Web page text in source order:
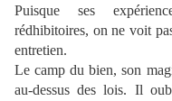
Puisque ses
rédhibitoires, on ne voit
entretien.
Le camp du bien, son
au-dessus des lois. Il